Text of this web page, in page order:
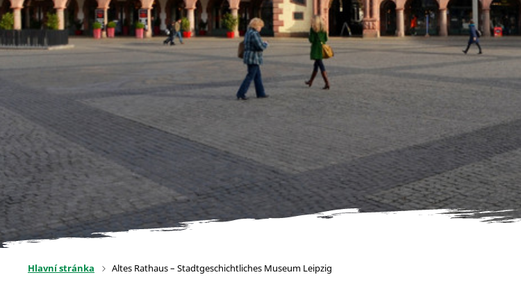
Hlavní stránka Altes Rathaus – Stadtgeschichtliches Museum Leipzig